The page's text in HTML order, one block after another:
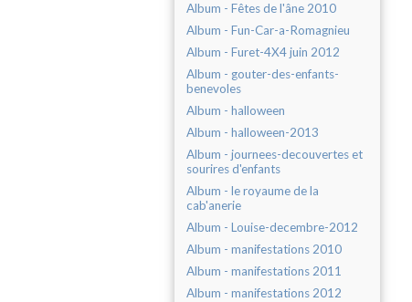
Album - Fêtes de l'âne 2010
Album - Fun-Car-a-Romagnieu
Album - Furet-4X4 juin 2012
Album - gouter-des-enfants-
benevoles
Album - halloween
Album - halloween-2013
Album - journees-decouvertes et
sourires d'enfants
Album - le royaume de la
cab'anerie
Album - Louise-decembre-2012
Album - manifestations 2010
Album - manifestations 2011
Album - manifestations 2012